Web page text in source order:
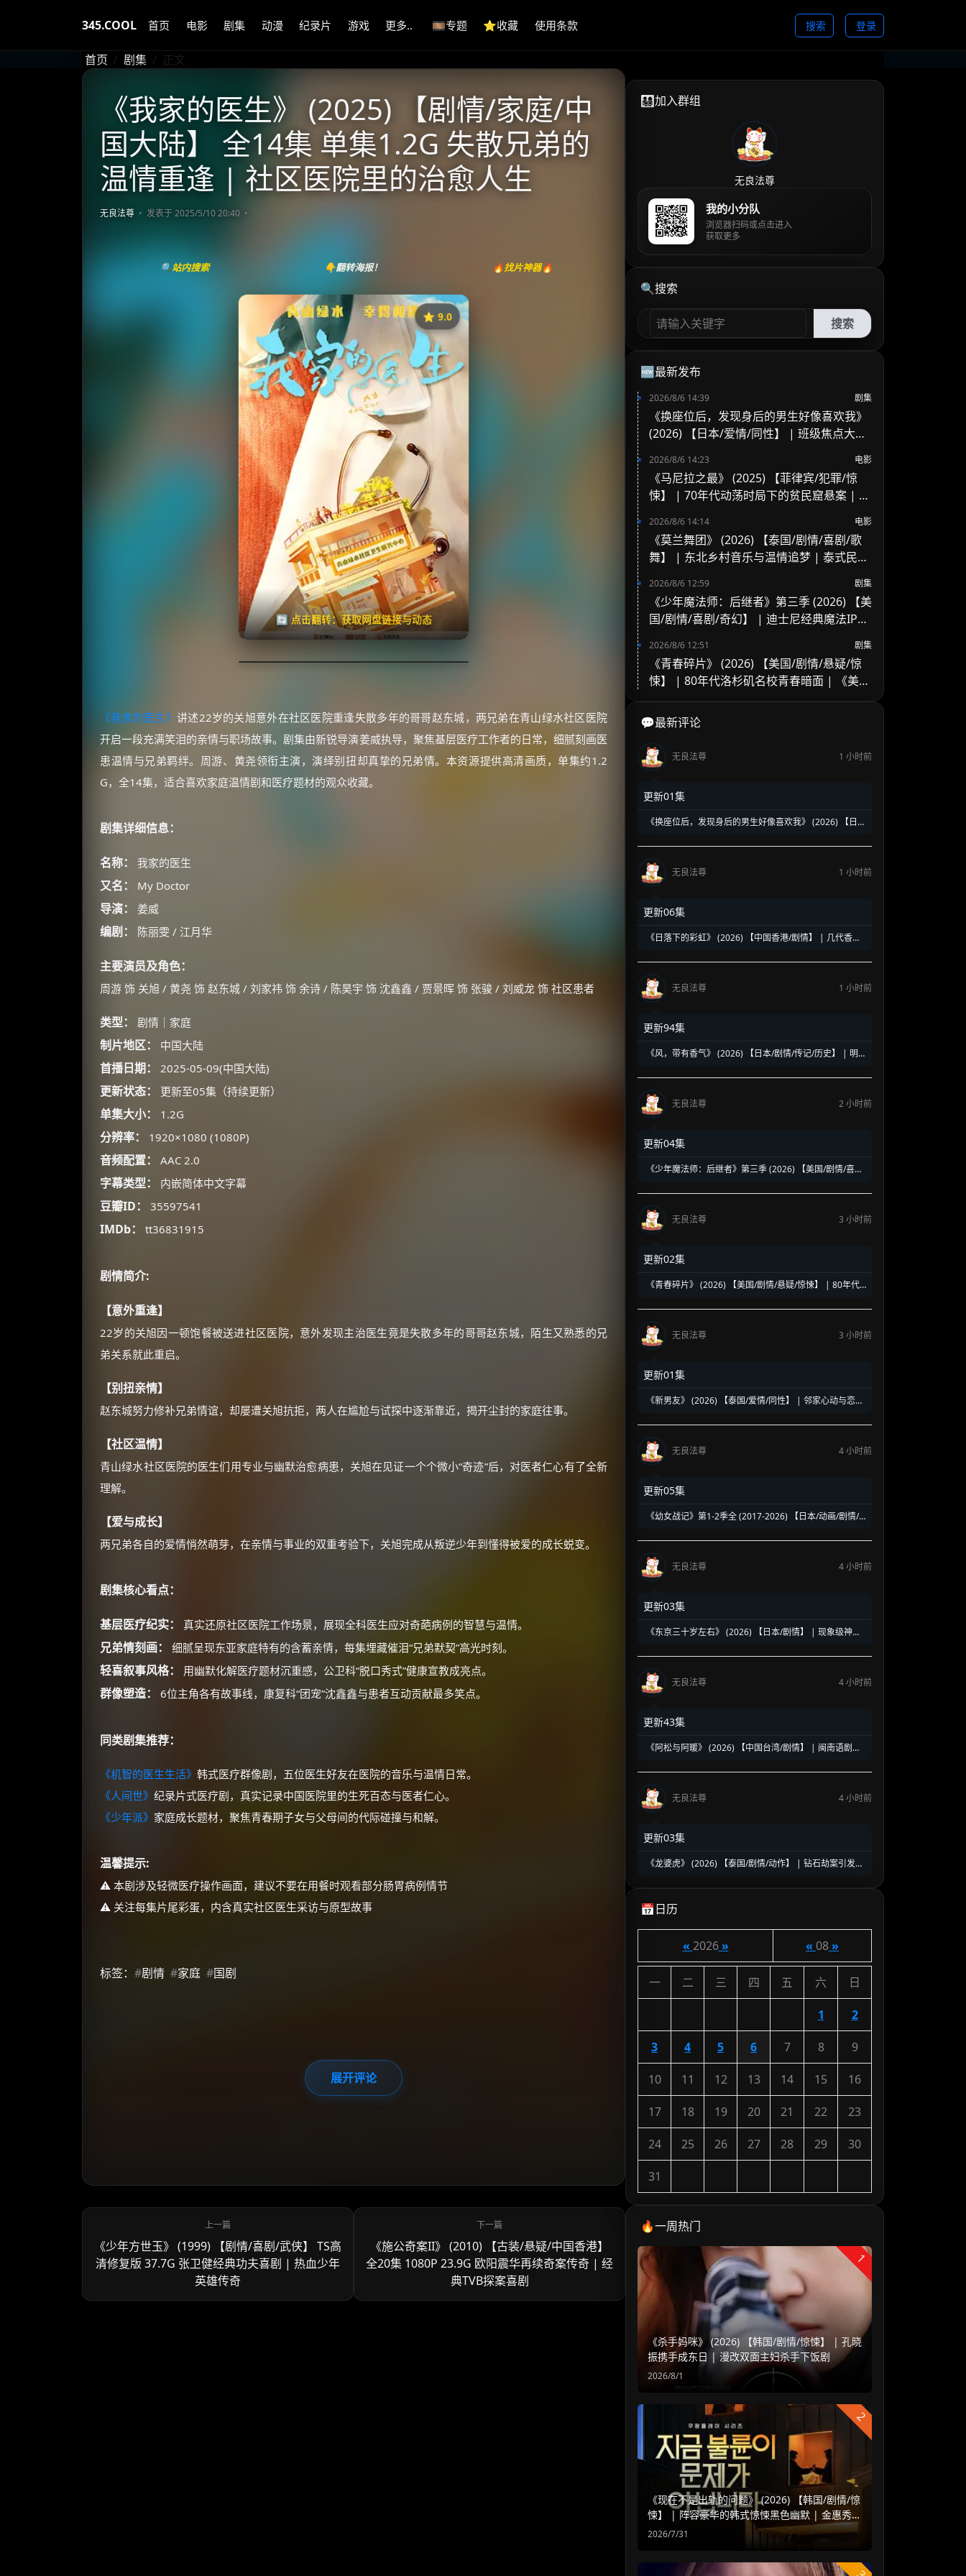
345.COOL 首页 电影 剧集 动漫 纪录片 游戏 更多.. 🎞️专题 ⭐️收藏 使用条款 搜索 登录
首页 剧集 正文
《我家的医生》 (2025) 【剧情/家庭/中
国大陆】 全14集 单集1.2G 失散兄弟的
温情重逢 | 社区医院里的治愈人生
无良法尊 发表于 2025/5/10 20:40
🔍站内搜索 👇翻转海报！ 🔥找片神器🔥
⭐️ 9.0
🔄 点击翻转：获取网盘链接与动态
《我家的医生》
⭐
收藏
⭐️ 评分：9.0 | 🎬 2025年
✅ 已完结
夸克网盘
失效请反馈
🧧️
天天领红包
《我家的医生》讲述22岁的关旭意外在社区医院重逢失散多年的哥哥赵东城，两兄弟在青山绿水社区医院
开启一段充满笑泪的亲情与职场故事。剧集由新锐导演姜威执导，聚焦基层医疗工作者的日常，细腻刻画医
患温情与兄弟羁绊。周游、黄尧领衔主演，演绎别扭却真挚的兄弟情。本资源提供高清画质，单集约1.2
G，全14集，适合喜欢家庭温情剧和医疗题材的观众收藏。
剧集详细信息：
名称： 我家的医生
又名： My Doctor
导演： 姜威
编剧： 陈丽雯 / 江月华
主要演员及角色：
周游 饰 关旭 / 黄尧 饰 赵东城 / 刘家祎 饰 余诗 / 陈昊宇 饰 沈鑫鑫 / 贾景晖 饰 张骏 / 刘威龙 饰 社区患者
类型： 剧情｜家庭
制片地区： 中国大陆
首播日期： 2025-05-09(中国大陆)
更新状态： 更新至05集（持续更新）
单集大小： 1.2G
分辨率： 1920×1080 (1080P)
音频配置： AAC 2.0
字幕类型： 内嵌简体中文字幕
豆瓣ID： 35597541
IMDb： tt36831915
剧情简介:
【意外重逢】
22岁的关旭因一顿饱餐被送进社区医院，意外发现主治医生竟是失散多年的哥哥赵东城，陌生又熟悉的兄
弟关系就此重启。
【别扭亲情】
赵东城努力修补兄弟情谊，却屡遭关旭抗拒，两人在尴尬与试探中逐渐靠近，揭开尘封的家庭往事。
【社区温情】
青山绿水社区医院的医生们用专业与幽默治愈病患，关旭在见证一个个微小“奇迹”后，对医者仁心有了全新
理解。
【爱与成长】
两兄弟各自的爱情悄然萌芽，在亲情与事业的双重考验下，关旭完成从叛逆少年到懂得被爱的成长蜕变。
剧集核心看点：
基层医疗纪实： 真实还原社区医院工作场景，展现全科医生应对奇葩病例的智慧与温情。
兄弟情刻画： 细腻呈现东亚家庭特有的含蓄亲情，每集埋藏催泪“兄弟默契”高光时刻。
轻喜叙事风格： 用幽默化解医疗题材沉重感，公卫科“脱口秀式”健康宣教成亮点。
群像塑造： 6位主角各有故事线，康复科“团宠”沈鑫鑫与患者互动贡献最多笑点。
同类剧集推荐：
《机智的医生生活》 韩式医疗群像剧，五位医生好友在医院的音乐与温情日常。
《人间世》 纪录片式医疗剧，真实记录中国医院里的生死百态与医者仁心。
《少年派》 家庭成长题材，聚焦青春期子女与父母间的代际碰撞与和解。
温馨提示:
⚠️ 本剧涉及轻微医疗操作画面，建议不要在用餐时观看部分肠胃病例情节
⚠️ 关注每集片尾彩蛋，内含真实社区医生采访与原型故事
标签： #剧情 #家庭 #国剧
展开评论
《少年方世玉》 (1999) 【剧情/喜剧/武侠】 TS高
清修复版 37.7G 张卫健经典功夫喜剧 | 热血少年
英雄传奇
《施公奇案II》 (2010) 【古装/悬疑/中国香港】
全20集 1080P 23.9G 欧阳震华再续奇案传奇 | 经
典TVB探案喜剧
👨‍👩‍👧‍👦加入群组
无良法尊
我的小分队
浏览器扫码或点击进入
获取更多
🔍搜索
搜索
🆕最新发布
2026/8/6 14:39 剧集
《换座位后，发现身后的男生好像喜欢我》
(2026) 【日本/爱情/同性】 | 班级焦点大帅
高甜校园BL
2026/8/6 14:23 电影
《马尼拉之最》 (2025) 【菲律宾/犯罪/惊
悚】 | 70年代动荡时局下的贫民窟悬案 | 菲
2026/8/6 14:14 电影
《莫兰舞团》 (2026) 【泰国/剧情/喜剧/歌
舞】 | 东北乡村音乐与温情追梦 | 泰式民谣
2026/8/6 12:59 剧集
《少年魔法师：后继者》第三季 (2026) 【美
国/剧情/喜剧/奇幻】 | 迪士尼经典魔法IP终
2026/8/6 12:51 剧集
《青春碎片》 (2026) 【美国/剧情/悬疑/惊
悚】 | 80年代洛杉矶名校青春暗面 | 《美国
💬最新评论
无良法尊 1 小时前
更新01集
《换座位后，发现身后的男生好像喜欢我》 (2026) 【日
座位引发的直球高甜校园BL
无良法尊
1 小时前
更新06集
《日落下的彩虹》 (2026) 【中国香港/剧情】 | 几代香港
无良法尊 1 小时前
更新94集
《风，带有香气》 (2026) 【日本/剧情/传记/历史】 | 明
醒之路
无良法尊
2 小时前
更新04集
《少年魔法师：后继者》第三季 (2026) 【美国/剧情/喜剧/
拯救家族
无良法尊
3 小时前
更新02集
《青春碎片》 (2026) 【美国/剧情/悬疑/惊悚】 | 80年代
无良法尊 3 小时前
更新01集
《新男友》 (2026) 【泰国/爱情/同性】 | 邻家心动与恋爱
无良法尊 4 小时前
更新05集
《幼女战记》第1-2季全 (2017-2026) 【日本/动画/剧情/
异世界神作
无良法尊
4 小时前
更新03集
《东京三十岁左右》 (2026) 【日本/剧情】 | 现象级神剧
无良法尊 4 小时前
更新43集
《阿松与阿暖》 (2026) 【中国台湾/剧情】 | 闽南语剧视
无良法尊 4 小时前
更新03集
《龙婆虎》 (2026) 【泰国/剧情/动作】 | 钻石劫案引发的
📅日历
« 2026» « 08»
一 二 三 四 五 六 日
1 2
3 4 5 6 7 8 9
10 11 12 13 14 15 16
17 18 19 20 21 22 23
24 25 26 27 28 29 30
31
🔥一周热门
1
《杀手妈咪》 (2026) 【韩国/剧情/惊悚】 | 孔晓
振携手成东日 | 漫改双面主妇杀手下饭剧
2026/8/1
2
《现在不是出轨的问题》 (2026) 【韩国/剧情/惊
悚】 | 阵容豪华的韩式惊悚黑色幽默 | 金惠秀 x
赵汝贞强强联手
2026/7/31
🧧 福利领取站
☕
价格有浮动，请直接搜索查最低价！
⚡ 前往【大淘客】领红包
☕ 海外大侠？通过 Ko-fi 赐茶